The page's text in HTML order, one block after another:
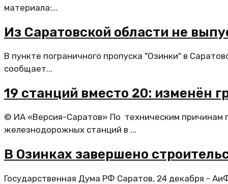
материала:...
Из Саратовской области не
В пункте пограничного пропуска "Озинки" в
сообщает...
19 станций вместо 20: изменён
© ИА «Версия-Саратов» По техническим причинам
железнодорожных станций в ...
В Озинках завершено
Государственная Дума РФ Саратов, 24 декабря -